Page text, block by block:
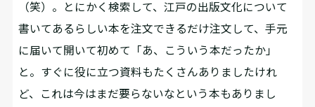
（笑）。とにかく検索して、江戸の出版文化について
書いてあるらしい本を注文できるだけ注文して、手元
に届いて開いて初めて「あ、こういう本だったか」
と。すぐに役に立つ資料もたくさんありましたけれ
ど、これは今はまだ要らないなという本もありまし